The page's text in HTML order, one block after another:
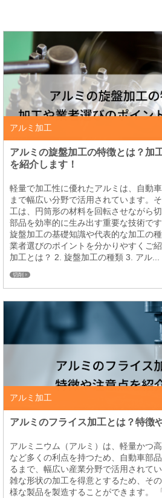
048-477-7331
アルミ加工
アルミの旋盤加工の特徴とは？加
を紹介します！
軽量で加工性に優れたアルミは、自動
まで幅広い分野で活用されています。
工は、円筒形の材料を回転させながら
部品を効率的に生み出す重要な技術で
旋盤加工の基礎知識や代表的な加工の
業者選びのポイントを分かりやすくご
加工とは？ 2. 旋盤加工の種類 3. アル...
切削
アルミ加工
アルミのフライス加工とは？特徴
アルミニウム（アルミ）は、軽量かつ
など多くの利点を持つため、自動車部
るまで、幅広い産業分野で活用されて
雑な形状の加工を得意とするため、そ
様な製品を製造することができます。